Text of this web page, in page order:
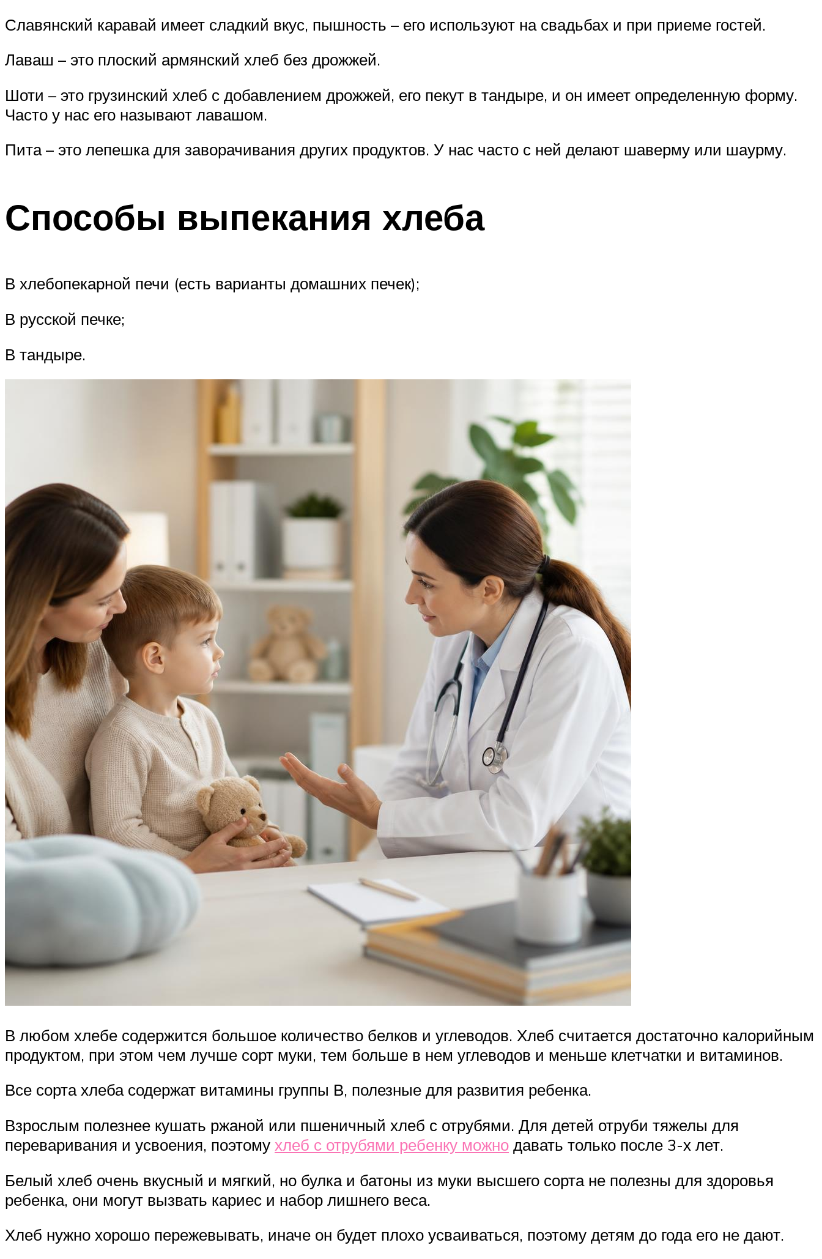
Славянский каравай имеет сладкий вкус, пышность – его используют на свадьбах и при приеме гостей.
Лаваш – это плоский армянский хлеб без дрожжей.
Шоти – это грузинский хлеб с добавлением дрожжей, его пекут в тандыре, и он имеет определенную форму.
Часто у нас его называют лавашом.
Пита – это лепешка для заворачивания других продуктов. У нас часто с ней делают шаверму или шаурму.
Способы выпекания хлеба
В хлебопекарной печи (есть варианты домашних печек);
В русской печке;
В тандыре.
В любом хлебе содержится большое количество белков и углеводов. Хлеб считается достаточно калорийным
продуктом, при этом чем лучше сорт муки, тем больше в нем углеводов и меньше клетчатки и витаминов.
Все сорта хлеба содержат витамины группы В, полезные для развития ребенка.
Взрослым полезнее кушать ржаной или пшеничный хлеб с отрубями. Для детей отруби тяжелы для
переваривания и усвоения, поэтому хлеб с отрубями ребенку можно давать только после 3-х лет.
Белый хлеб очень вкусный и мягкий, но булка и батоны из муки высшего сорта не полезны для здоровья
ребенка, они могут вызвать кариес и набор лишнего веса.
Хлеб нужно хорошо пережевывать, иначе он будет плохо усваиваться, поэтому детям до года его не дают.